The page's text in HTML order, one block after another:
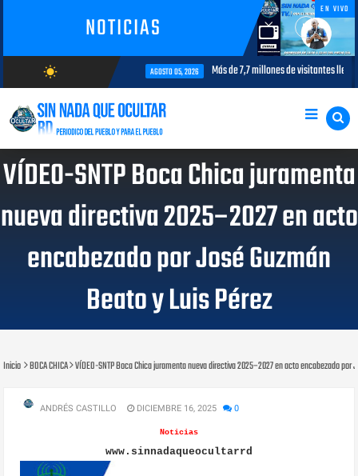
NOTICIAS
EN VIVO
wb_sunny
AGOSTO/8/2026
para la aviación civil AGOSTO 05, 2026 Más de 7,7 millones de visitantes llegan
VÍDEO-SNTP Boca Chica juramenta
nueva directiva 2025–2027 en acto
encabezado por José Guzmán
Beato y Luis Pérez
Inicio BOCA CHICA VÍDEO-SNTP Boca Chica juramenta nueva directiva 2025–2027 en acto encabezado por
ANDRÉS CASTILLO DICIEMBRE 16, 2025 0
Noticias
www.sinnadaqueocultarrd